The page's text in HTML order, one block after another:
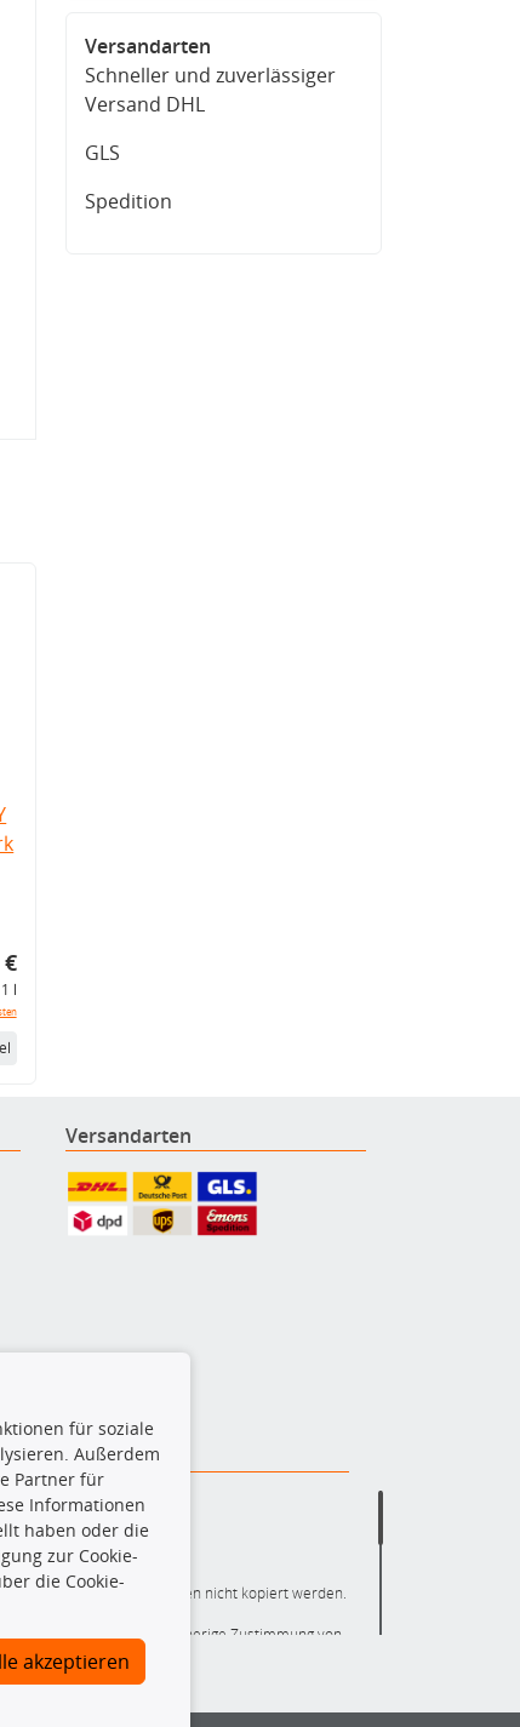
l
Versandarten
Schneller und zuverlässiger
Versand DHL
GLS
Spedition
Versandarten
gesamte Datenbank dürfen nicht kopiert werden.
Datenbank ohne vorherige Zustimmung von
oder diese Handlungen durch Dritte ausführen zu
dar und wird verfolgt.
identifizierte Ersatzteil auch tatsächlich dem
für soziale
Außerdem
Partner für
Informationen
haben oder die
zur Cookie-
die Cookie-
akzeptieren